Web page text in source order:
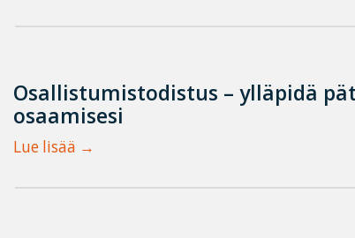
Osallistumistodistus – ylläpidä
osaamisesi
Lue lisää